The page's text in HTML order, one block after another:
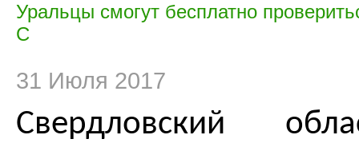
Уральцы смогут бесплатно
С
31 Июля 2017
Свердловский